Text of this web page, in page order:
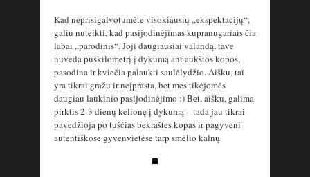
Kad neprisigalvotumėte visokiausių „ekspektacijų“,
galiu nuteikti, kad pasijodinėjimas kupranugariais čia
labai „parodinis“. Joji daugiausiai valandą, tave
nuveda puskilometrį į dykumą ant aukštos kopos,
pasodina ir kviečia palaukti saulėlydžio. Aišku, tai
yra tikrai gražu ir neįprasta, bet mes tikėjomės
daugiau laukinio pasijodinėjimo :) Bet, aišku, galima
pirktis 2-3 dienų kelionę į dykumą – tada jau tikrai
pavedžioja po tuščias bekraštes kopas ir pagyveni
autentiškose gyvenvietėse tarp smėlio kalnų.